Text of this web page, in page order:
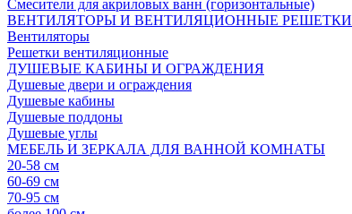
Смесители для акриловых ванн (горизонтальные)
ВЕНТИЛЯТОРЫ И ВЕНТИЛЯЦИОННЫЕ РЕШЕТКИ
Вентиляторы
Решетки вентиляционные
ДУШЕВЫЕ КАБИНЫ И ОГРАЖДЕНИЯ
Душевые двери и ограждения
Душевые кабины
Душевые поддоны
Душевые углы
МЕБЕЛЬ И ЗЕРКАЛА ДЛЯ ВАННОЙ КОМНАТЫ
20-58 см
60-69 см
70-95 см